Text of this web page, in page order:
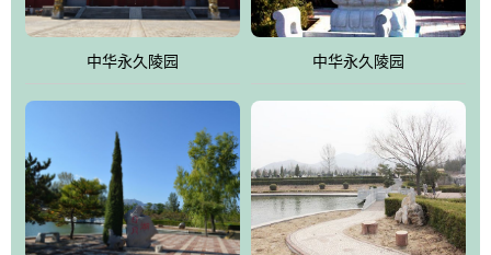
中华永久陵园 中华永久陵园